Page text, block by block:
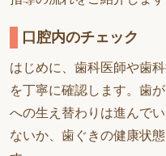
口腔内のチェック
はじめに、歯科医師や歯
を丁寧に確認します。歯
への生え替わりは進んで
ないか、歯ぐきの健康状